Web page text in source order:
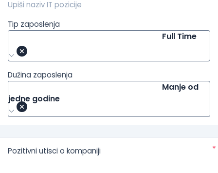
Tip zaposlenja
Full Time
Dužina zaposlenja
Manje od
jedne godine
Pozitivni utisci o kompaniji *